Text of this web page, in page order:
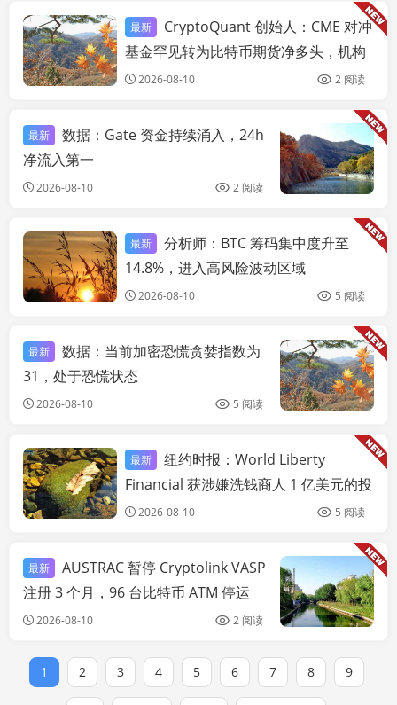
链快讯
最新
CryptoQuant 创始人：CME 对冲
基金罕见转为比特币期货净多头，机构
投资者正看涨比特币
2026-08-10 2 阅读
最新
数据：Gate 资金持续涌入，24h
净流入第一
2026-08-10 2 阅读
链快讯
最新
分析师：BTC 筹码集中度升至
14.8%，进入高风险波动区域
2026-08-10 5 阅读
最新
数据：当前加密恐慌贪婪指数为
31，处于恐慌状态
2026-08-10 5 阅读
链快讯
最新
纽约时报：World Liberty
Financial 获涉嫌洗钱商人 1 亿美元的投
资2026-08-10 5 阅读
最新
AUSTRAC 暂停 Cryptolink VASP
注册 3 个月，96 台比特币 ATM 停运
2026-08-10 2 阅读
1 2 3 4 5 6 7 8 9